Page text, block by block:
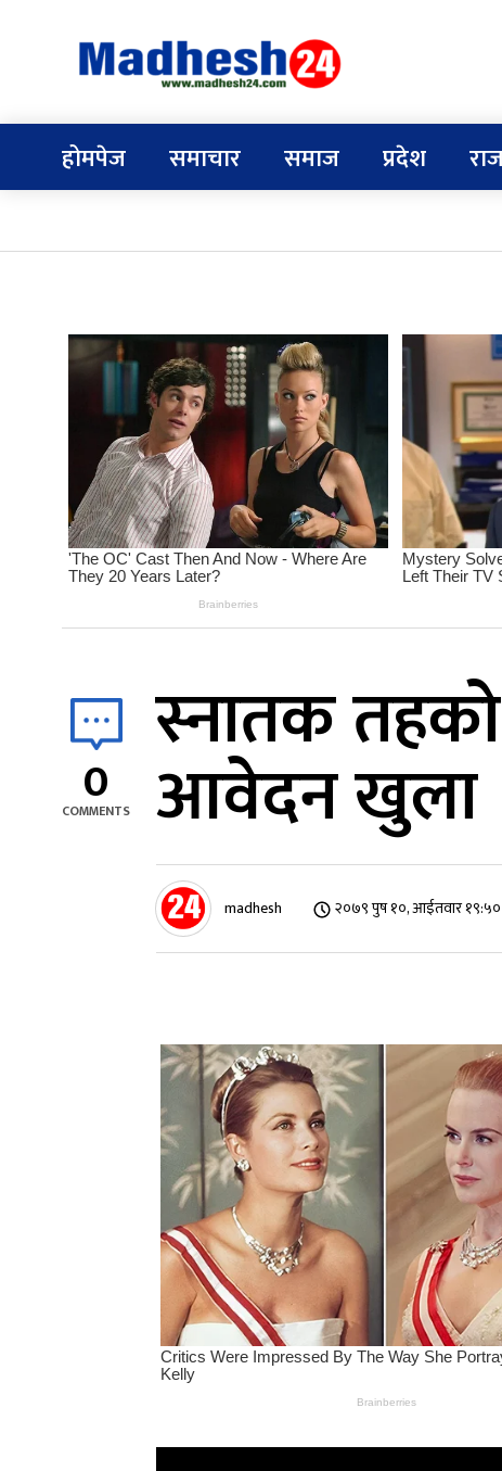
होमपेज समाचार समाज प्रदेश
0
COMMENTS
स्नातक
आवेदन खुला
madhesh २०७९ पुष १०, आईतवार १९:५०